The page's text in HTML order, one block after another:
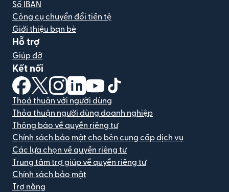
Số IBAN
Công cụ chuyển đổi tiền tệ
Giới thiệu bạn bè
Hỗ trợ
Giúp đỡ
Kết nối
(mở trong cửa sổ mới)
(mở trong cửa sổ mới)
(mở trong cửa sổ mới)
(mở trong cửa sổ mới)
(mở trong cửa sổ mới)
Thoả thuận với người dùng
Thỏa thuận người dùng doanh nghiệp
Thông báo về quyền riêng tư
Chính sách bảo mật cho bên cung cấp dịch vụ
Các lựa chọn về quyền riêng tư
Trung tâm trợ giúp về quyền riêng tư
Chính sách bảo mật
Trợ năng